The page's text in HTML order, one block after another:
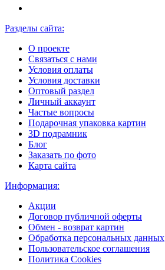
Разделы сайта:
О проекте
Связаться с нами
Условия оплаты
Условия доставки
Оптовый раздел
Личный аккаунт
Частые вопросы
Подарочная упаковка картин
3D подрамник
Блог
Заказать по фото
Карта сайта
Информация:
Акции
Договор публичной оферты
Обмен - возврат картин
Обработка персональных данных
Пользовательское соглашения
Политика Cookies